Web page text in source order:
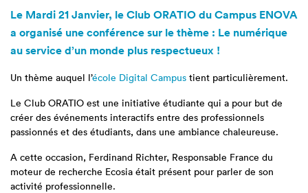
Le Mardi 21 Janvier, le Club ORATIO duCampus ENOVA
a organisé une conférence sur le thème : Le numérique
au service d’un monde plus respectueux !
Un thème auquel l’école Digital Campus tient particulièrement.
Le Club ORATIO est une initiative étudiante qui a pour but de
créer des événements interactifs entre des professionnels
passionnés et des étudiants, dans une ambiance chaleureuse.
A cette occasion, Ferdinand Richter, Responsable France du
moteur de recherche Ecosia était présent pour parler de son
activité professionnelle.